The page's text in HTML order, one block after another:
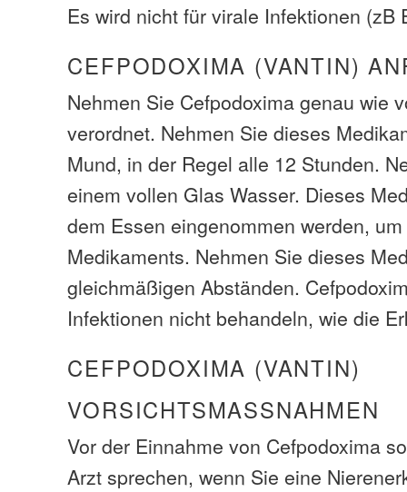
Es wird nicht für virale Infektionen (zB
CEFPODOXIMA (VANTIN)
Nehmen Sie Cefpodoxima genau wie
verordnet. Nehmen Sie dieses
Mund, in der Regel alle 12 Stunden.
einem vollen Glas Wasser. Dieses
dem Essen eingenommen werden,
Medikaments. Nehmen Sie dieses
gleichmäßigen Abständen.
Infektionen nicht behandeln, wie die
CEFPODOXIMA (VANTIN)
VORSICHTSMASSNAHMEN
Vor der Einnahme von Cefpodoxima
Arzt sprechen, wenn Sie eine